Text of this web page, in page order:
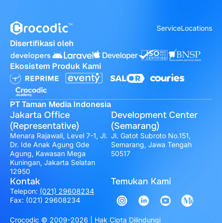
ServiceLocations
Disertifikasi oleh
Ekosistem Produk Kami
PT Taman Media Indonesia
Jakarta Office
(Representative)
Menara Rajawali, Level 7-1, Jl.
Dr. Ide Anak Agung Gde
Agung, Kawasan Mega
Kuningan, Jakarta Selatan
12950
Development Center
(Semarang)
Jl. Gatot Subroto No.151,
Semarang, Jawa Tengah
50517
Kontak
Telepon: (021) 29608234
Fax: (021) 29608234
Temukan Kami
Crocodic © 2009-2026 | Hak Cipta Dilindungi